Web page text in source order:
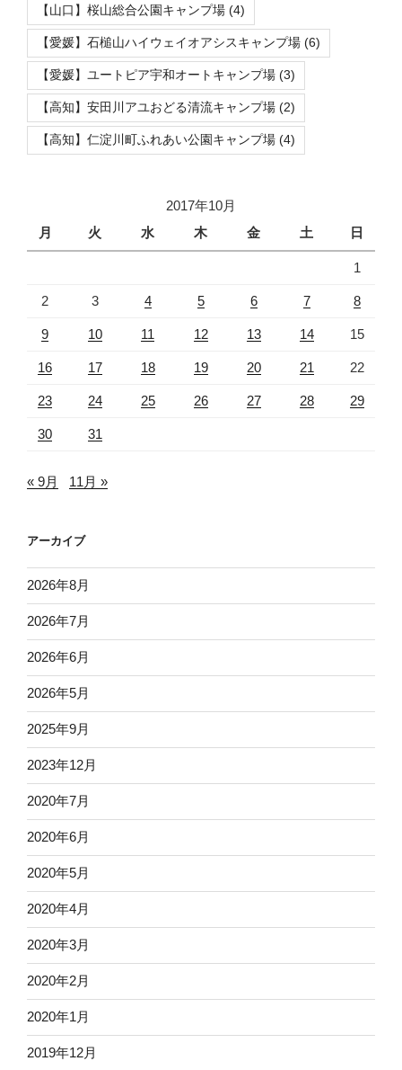
【山口】桜山総合公園キャンプ場 (4)
【愛媛】石槌山ハイウェイオアシスキャンプ場 (6)
【愛媛】ユートピア宇和オートキャンプ場 (3)
【高知】安田川アユおどる清流キャンプ場 (2)
【高知】仁淀川町ふれあい公園キャンプ場 (4)
2017年10月
月
火 水 木 金 土 日
1
2 3 4 5 6 7 8
9 10 11 12 13 14 15
16 17 18 19 20 21 22
23 24 25 26 27 28 29
30 31
« 9月 11月 »
アーカイブ
2026年8月
2026年7月
2026年6月
2026年5月
2025年9月
2023年12月
2020年7月
2020年6月
2020年5月
2020年4月
2020年3月
2020年2月
2020年1月
2019年12月